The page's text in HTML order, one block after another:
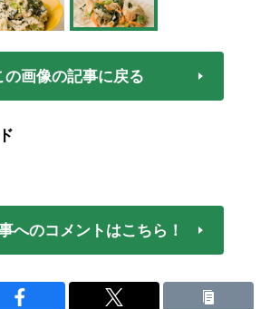
の画像の記事に戻る
へのコメントはこちら！